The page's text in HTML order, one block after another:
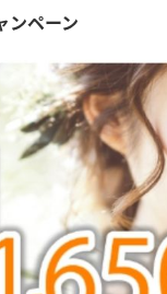
ペーン